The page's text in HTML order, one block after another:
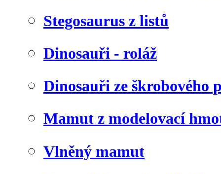
Stegosaurus z listů
Dinosauři - roláž
Dinosauři ze škrobového
Mamut z modelovací
Vlněný mamut